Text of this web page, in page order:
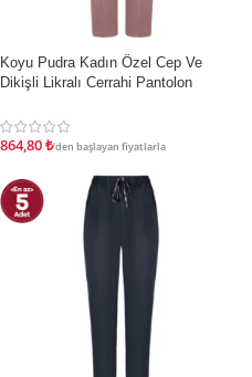
İNDIRIM
Koyu Pudra Kadın Özel Cep Ve
Dikişli Likralı Cerrahi Pantolon
864,80₺'den başlayan fiyatlarla